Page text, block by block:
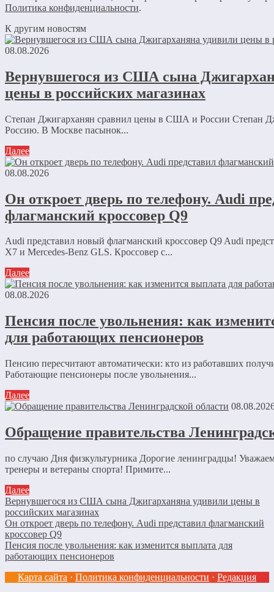
Политика конфиденциальности.
К другим новостям
08.08.2026
Вернувшегося из США сына
цены в российских магазинах
Степан Джигарханян сравнил цены в США и России Степан
Россию. В Москве пасынок...
Далее
08.08.2026
Он откроет дверь по телефону. Audi
флагманский кроссовер Q9
Audi представил новый флагманский кроссовер Q9 Audi
X7 и Mercedes-Benz GLS. Кроссовер с...
Далее
08.08.2026
Пенсия после увольнения: как
для работающих пенсионеров
Пенсию пересчитают автоматически: кто из работавших
Работающие пенсионеры после увольнения...
Далее
Обращение правительства
по случаю Дня физкультурника Дорогие ленинградцы!
тренеры и ветераны спорта! Примите...
Далее
Вернувшегося из США сына Джигарханяна удивили цены в
российских магазинах
Он откроет дверь по телефону. Audi представил флагманский
кроссовер Q9
Пенсия после увольнения: как изменится выплата для
работающих пенсионеров
Карта сайта · Политика конфиденциальности · Редакция